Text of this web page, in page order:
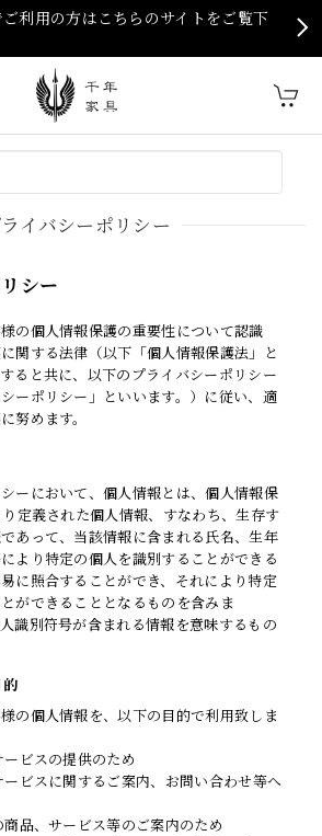
利用の方はこちらのサイトをご覧下
イバシーポリシー
シー
の個人情報保護の重要性について認識
関する法律（以下「個人情報保護法」と
ると共に、以下のプライバシーポリシー
シーポリシー」といいます。）に従い、適
努めます。
ーにおいて、個人情報とは、個人情報保
定義された個人情報、すなわち、生存す
あって、当該情報に含まれる氏名、生年
より特定の個人を識別することができる
に照合することができ、それにより特定
ができることとなるものを含みま
識別符号が含まれる情報を意味するもの
の個人情報を、以下の目的で利用致しま
ービスの提供のため
ービスに関するご案内、お問い合わせ等へ
商品、サービス等のご案内のため